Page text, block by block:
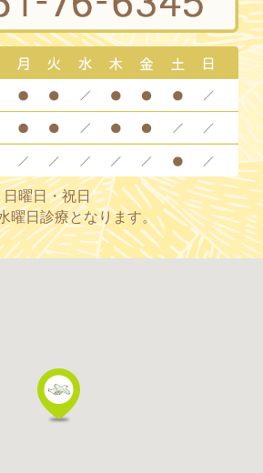
曜日・祝日
日診療となります。